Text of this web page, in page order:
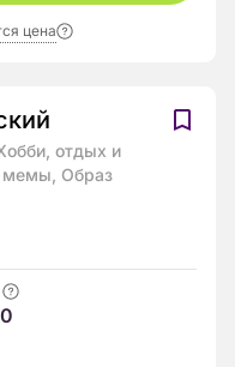
цена
отдых и
мемы, Образ